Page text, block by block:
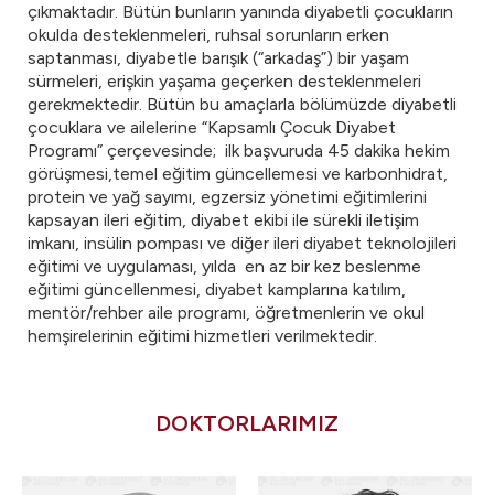
çıkmaktadır. Bütün bunların yanında diyabetli çocukların
okulda desteklenmeleri, ruhsal sorunların erken
saptanması, diyabetle barışık (“arkadaş”) bir yaşam
sürmeleri, erişkin yaşama geçerken desteklenmeleri
gerekmektedir. Bütün bu amaçlarla bölümüzde diyabetli
çocuklara ve ailelerine “Kapsamlı Çocuk Diyabet
Programı” çerçevesinde; ilk başvuruda 45 dakika hekim
görüşmesi,temel eğitim güncellemesi ve karbonhidrat,
protein ve yağ sayımı, egzersiz yönetimi eğitimlerini
kapsayan ileri eğitim, diyabet ekibi ile sürekli iletişim
imkanı, insülin pompası ve diğer ileri diyabet teknolojileri
eğitimi ve uygulaması, yılda en az bir kez beslenme
eğitimi güncellenmesi, diyabet kamplarına katılım,
mentör/rehber aile programı, öğretmenlerin ve okul
hemşirelerinin eğitimi hizmetleri verilmektedir.
DOKTORLARIMIZ